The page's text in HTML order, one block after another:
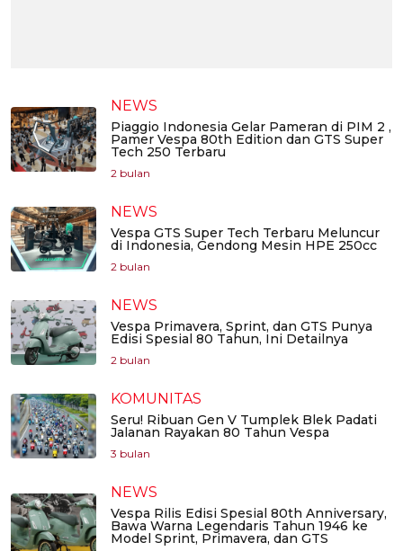
NEWS
Piaggio Indonesia Gelar Pameran di PIM 2 ,
Pamer Vespa 80th Edition dan GTS Super
Tech 250 Terbaru
2 bulan
NEWS
Vespa GTS Super Tech Terbaru Meluncur
di Indonesia, Gendong Mesin HPE 250cc
2 bulan
NEWS
Vespa Primavera, Sprint, dan GTS Punya
Edisi Spesial 80 Tahun, Ini Detailnya
2 bulan
KOMUNITAS
Seru! Ribuan Gen V Tumplek Blek Padati
Jalanan Rayakan 80 Tahun Vespa
3 bulan
NEWS
Vespa Rilis Edisi Spesial 80th Anniversary,
Bawa Warna Legendaris Tahun 1946 ke
Model Sprint, Primavera, dan GTS